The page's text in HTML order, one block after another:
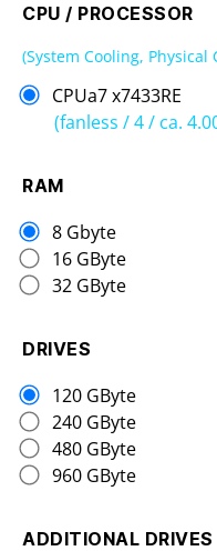
CPU / PROCESSOR
(System Cooling, Physical
CPUa7 x7433RE
(fanless / 4 / ca.
RAM
8 Gbyte
16 GByte
32 GByte
DRIVES
120 GByte
240 GByte
480 GByte
960 GByte
ADDITIONAL DRIVES